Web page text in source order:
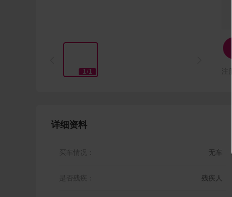
1/1
详细资料
买车情况： 无车
是否残疾： 残疾人